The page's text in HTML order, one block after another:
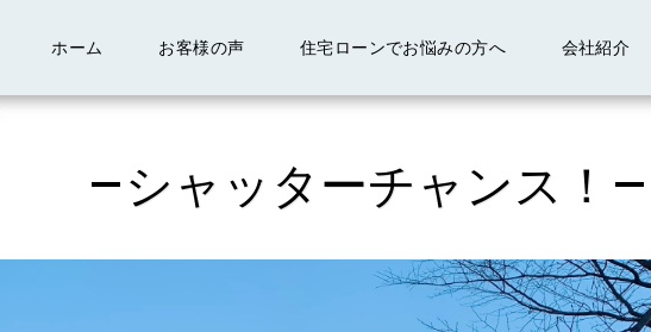
ホーム お客様の声 住宅ローンでお悩みの方へ 会社紹介
シャッターチャンス！